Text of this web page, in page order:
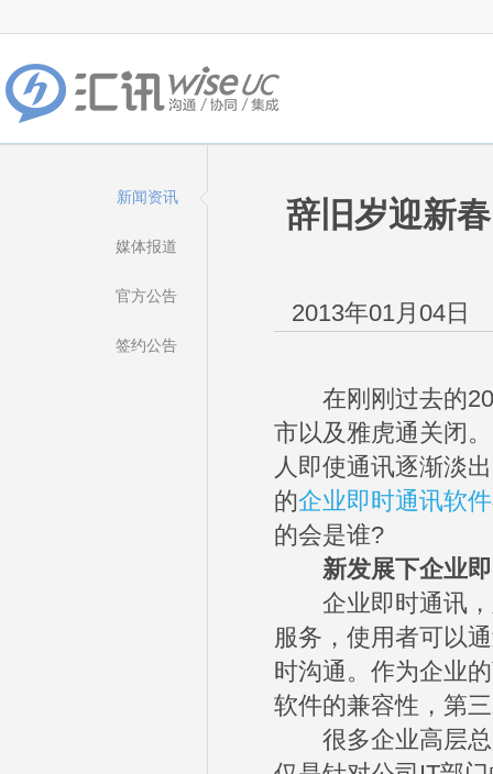
新闻资讯
媒体报道
官方公告
签约公告
辞旧岁迎新
2013年01月04日
在刚刚过去的
市以及雅虎通关闭
人即使通讯逐渐淡
的企业即时通讯软件
的会是谁?
新发展下企业即
企业即时通讯，
服务，使用者可以
时沟通。作为企业
软件的兼容性，第
很多企业高层总